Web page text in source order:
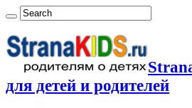
для детей и родителей